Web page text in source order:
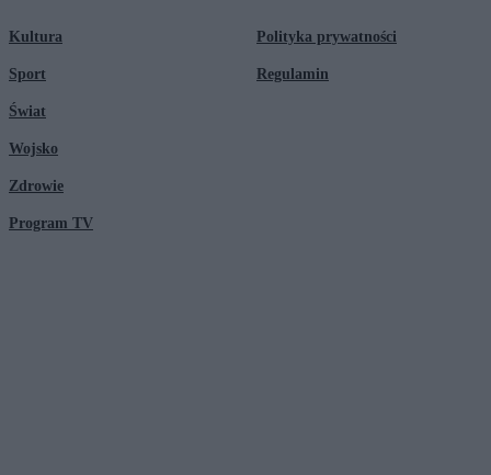
Kultura
Sport
Świat
Wojsko
Zdrowie
Program TV
Polityka prywatności
Regulamin